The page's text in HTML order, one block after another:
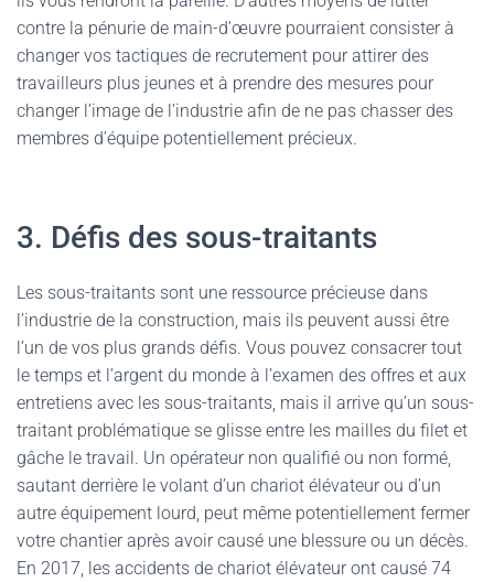
contre la pénurie de main-d’œuvre pourraient consister à
changer vos tactiques de recrutement pour attirer des
travailleurs plus jeunes et à prendre des mesures pour
changer l’image de l’industrie afin de ne pas chasser des
membres d’équipe potentiellement précieux.
3. Défis des sous-traitants
Les sous-traitants sont une ressource précieuse dans
l’industrie de la construction, mais ils peuvent aussi être
l’un de vos plus grands défis. Vous pouvez consacrer tout
le temps et l’argent du monde à l’examen des offres et aux
entretiens avec les sous-traitants, mais il arrive qu’un sous-
traitant problématique se glisse entre les mailles du filet et
gâche le travail. Un opérateur non qualifié ou non formé,
sautant derrière le volant d’un chariot élévateur ou d’un
autre équipement lourd, peut même potentiellement fermer
votre chantier après avoir causé une blessure ou un décès.
En 2017, les accidents de chariot élévateur ont causé 74